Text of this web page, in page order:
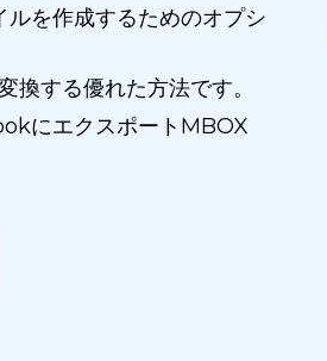
を作成するためのオプシ
する優れた方法です。
にエクスポートMBOX